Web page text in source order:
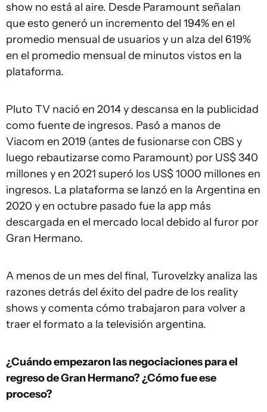
show no está al aire. Desde Paramount señalan
que esto generó un incremento del 194% en el
promedio mensual de usuarios y un alza del 619%
en el promedio mensual de minutos vistos en la
plataforma.
Pluto TV nació en 2014 y descansa en la publicidad
como fuente de ingresos. Pasó a manos de
Viacom en 2019 (antes de fusionarse con CBS y
luego rebautizarse como Paramount) por US$ 340
millones y en 2021 superó los US$ 1000 millones en
ingresos. La plataforma se lanzó en la Argentina en
2020 y en octubre pasado fue la app más
descargada en el mercado local debido al furor por
Gran Hermano.
A menos de un mes del final, Turovelzky analiza las
razones detrás del éxito del padre de los reality
shows y comenta cómo trabajaron para volver a
traer el formato a la televisión argentina.
¿Cuándo empezaron las negociaciones para el
regreso de Gran Hermano? ¿Cómo fue ese
proceso?